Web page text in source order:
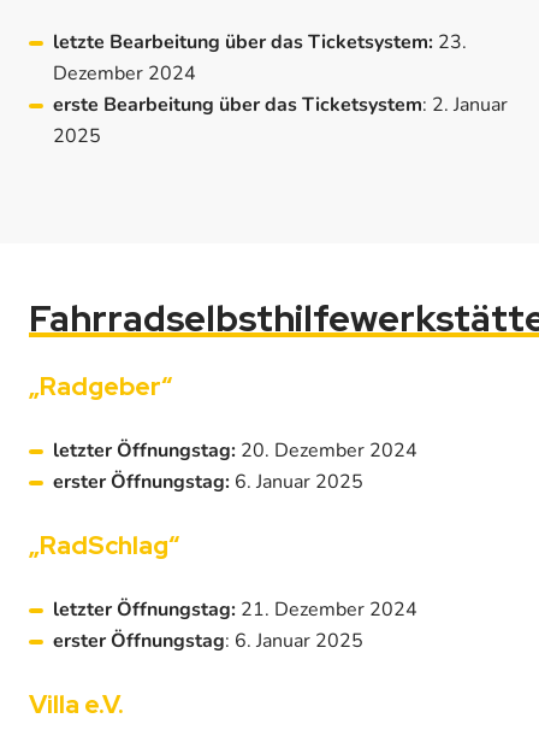
letzte Bearbeitung über das Ticketsystem: 23.
Dezember 2024
erste Bearbeitung über das Ticketsystem: 2. Januar
2025
„Radgeber“
letzter Öffnungstag: 20. Dezember 2024
erster Öffnungstag: 6. Januar 2025
„RadSchlag“
letzter Öffnungstag: 21. Dezember 2024
erster Öffnungstag: 6. Januar 2025
Villa e.V.